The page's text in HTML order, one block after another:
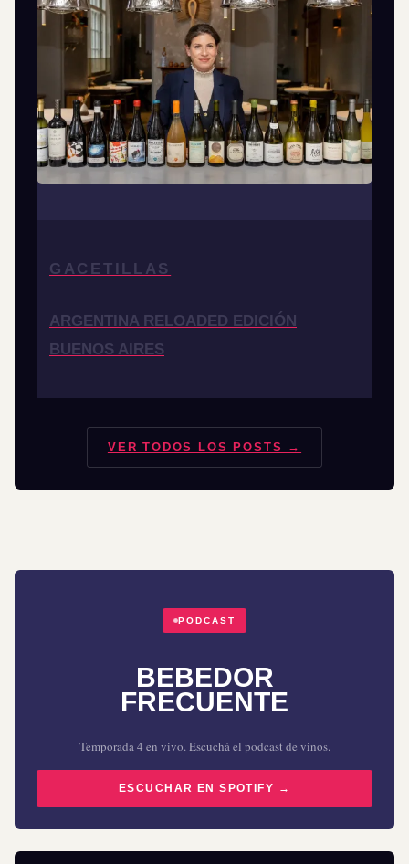
GACETILLAS
ARGENTINA RELOADED EDICIÓN
BUENOS AIRES
VER TODOS LOS POSTS →
PODCAST
BEBEDOR
FRECUENTE
Temporada 4 en vivo. Escuchá el podcast de vinos.
ESCUCHAR EN SPOTIFY →